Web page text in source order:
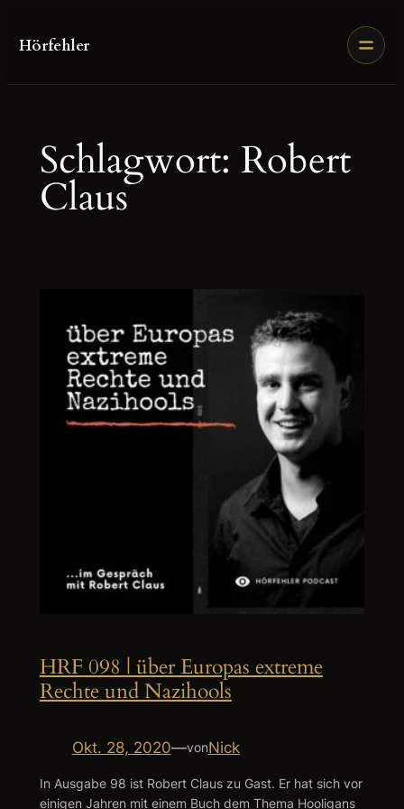
Inhalt
Hörfehler
Schlagwort: Robert
Claus
HRF 098 | über Europas extreme
Rechte und Nazihools
Okt. 28, 2020—vonNick
In Ausgabe 98 ist Robert Claus zu Gast. Er hat sich vor
einigen Jahren mit einem Buch dem Thema Hooligans